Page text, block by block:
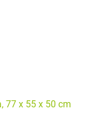
77 x 55 x 50 cm